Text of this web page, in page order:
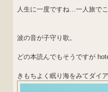
人生に一度ですね…一人旅でこ
波の音が子守り歌。
どの本読んでもそうですが
きもちよく眠り海をみてダイ